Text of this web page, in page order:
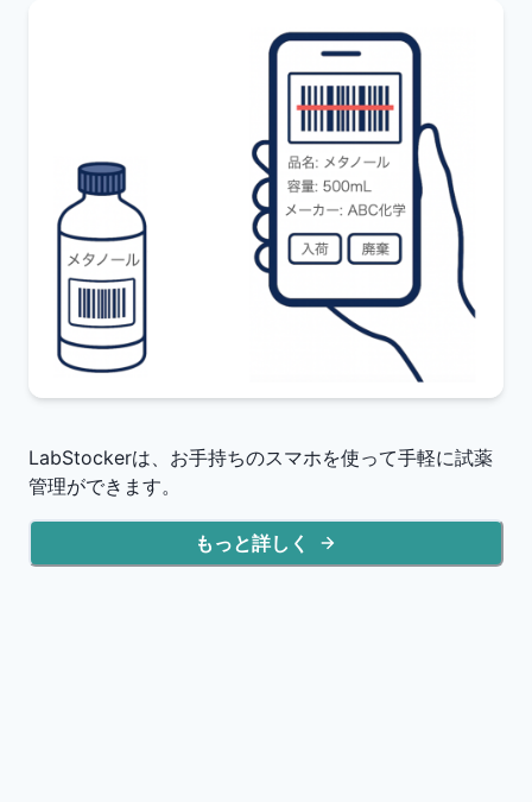
LabStockerは、お手持ちのスマホを使って手軽に試薬
管理ができます。
もっと詳しく